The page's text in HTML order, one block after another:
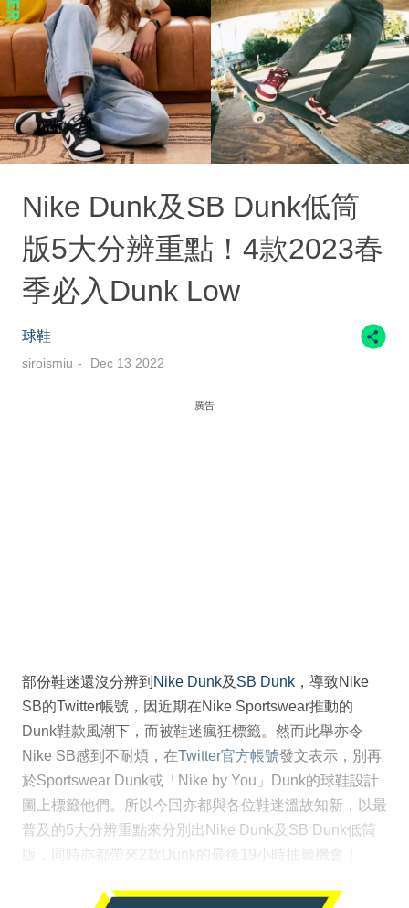
Nike Dunk及SB Dunk低筒
版5大分辨重點！4款2023春
季必入Dunk Low
球鞋
siroismiu Dec 13 2022
廣告
部份鞋迷還沒分辨到 Nike Dunk及 SB Dunk ，導致Nike
SB的Twitter帳號，因近期在Nike Sportswear推動的
Dunk鞋款風潮下，而被鞋迷瘋狂標籤。然而此舉亦令
Nike SB感到不耐煩，在Twitter官方帳號發文表示，別再
於Sportswear Dunk或「Nike by You」Dunk的球鞋設計
圖上標籤他們。所以今回亦都與各位鞋迷溫故知新，以最
普及的5大分辨重點來分別出Nike Dunk及SB Dunk低筒
版，同時亦都帶來2款Dunk的最後19小時抽籤機會！